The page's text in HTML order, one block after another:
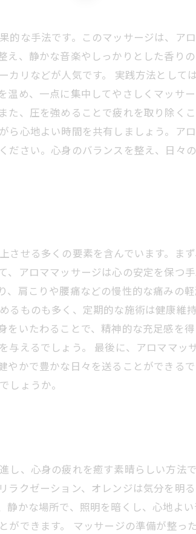
的な手法です。このマッサージは、ア
、静かな音楽やしっかりとした香り
リなどが人気です。 実践方法として
め、一点に集中してやさしくマッサ
た、圧を強めることで疲れを取り除く
ら心地よい時間を共有しましょう。ア
ださい。心身のバランスを整え、日々
せる多くの要素を含んでいます。ま
アロママッサージは心の安定を保つ
肩こりや腰痛などの慢性的な痛みの
ものも多く、定期的な施術は健康維
いたわることで、精神的な充足感を
えるでしょう。 最後に、アロママッ
かで豊かな日々を送ることができる
しょうか。
、心身の疲れを癒す素晴らしい方法
クゼーション、オレンジは気分を明
かな場所で、照明を暗くし、心地よ
できます。 マッサージの準備が整っ